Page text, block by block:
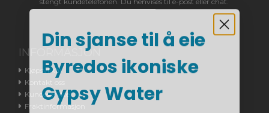
INFORMASJON
Kjøpsvilkår
Kontakt oss
Kundeservice
Fraktinformasjon
Din sjanse til å eie
Byredos ikoniske
Gypsy Water